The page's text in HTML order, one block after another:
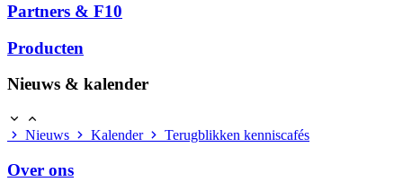
Partners & F10
Producten
Nieuws & kalender
Nieuws Kalender Terugblikken kenniscafés
Over ons